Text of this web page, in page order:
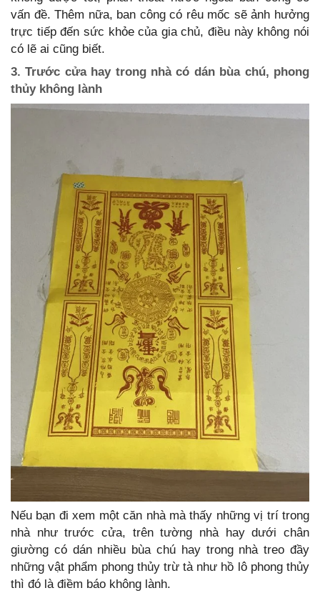
vấn đề. Thêm nữa, ban công có rêu mốc sẽ ảnh hưởng
trực tiếp đến sức khỏe của gia chủ, điều này không nói
có lẽ ai cũng biết.
3. Trước cửa hay trong nhà có dán bùa chú, phong
thủy không lành
Nếu bạn đi xem một căn nhà mà thấy những vị trí trong
nhà như trước cửa, trên tường nhà hay dưới chân
giường có dán nhiều bùa chú hay trong nhà treo đầy
những vật phẩm phong thủy trừ tà như hồ lô phong thủy
thì đó là điềm báo không lành.